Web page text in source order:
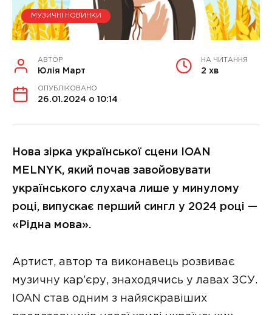
МУЗИЧНІ НОВИНКИ
АВТОР
Юлія Март
НА ЧИТАННЯ
2 хв
ОПУБЛІКОВАНО
26.01.2024 о 10:14
Нова зірка української сцени IOAN
MELNYK, який почав завойовувати
українського слухача лише у минулому
році, випускає перший сингл у 2024 році —
«Рідна мова».
Артист, автор та виконавець розвиває
музичну кар’єру, знаходячись у лавах ЗСУ.
IOAN став одним з найяскравіших